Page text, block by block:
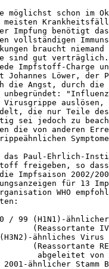
schon im
Krankheitsfälle
benötigt das
vollständigen
braucht
sind gut
Impfstoff-Charge
Löwer, der
die Angst, durch die
auslösen,
die nur Teile
sei jedoch zu
die von anderen
das Paul-Ehrlich-
freigeben, so
Impfsaison 2002/
für 13
WHO
99 (H1N1)-ähnlicher
(Reassortante
ähnliches Virus
(Reassortante
abgeleitet von
ähnlicher